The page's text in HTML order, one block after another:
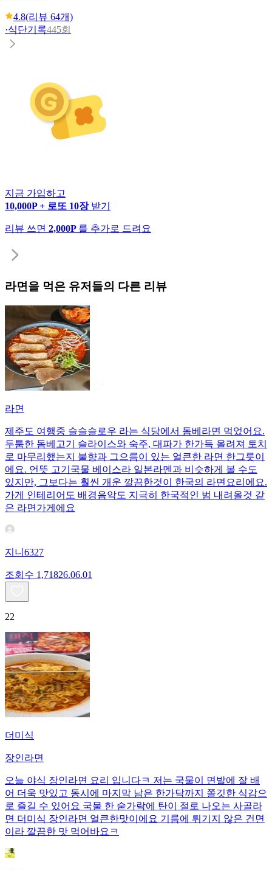
4.8(리뷰 64개)
·식단기록445회
지금 가입하고
10,000P + 로또 10장 받기
리뷰 쓰면 2,000P 를 추가로 드려요
라면 을 먹은 유저들의 다른 리뷰
라면
제주도 여행중 슬슬슬로우 라는 식당에서 돔베라면 먹었어요.
두툼한 돔베고기 슬라이스와 숙주, 대파가 한가득 올려져 토치
로 마무리했는지 불향과 그으름이 있는 얼큰한 라면 한그릇이
에요. 언뜻 고기국물 베이스라 일본라멘과 비슷하게 볼 수도
있지만, 그보다는 훨씬 개운 깔끔한것이 한국의 라면요리에요.
가게 인테리어도 배경음악도 지극히 한국적인 범 내려올것 같
은 라면가게에요
지니6327
조회수 1,71826.06.01
22
더미식
장인라면
오늘 야식 장인라면 요리 입니다ㅋ 저는 국물이 면발에 잘 배
어 더욱 맛있고 동시에 마지막 남은 한가닥까지 쫄깃한 식감으
로 즐길 수 있어요 국물 한 숟가락에 탄이 절로 나오는 사골라
면 더미식 장인라면 얼큰한맛이에요 기름에 튀기지 않은 건면
이라 깔끔한 맛 먹어바요ㅋ